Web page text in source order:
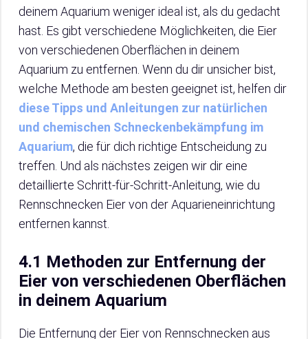
deinem Aquarium weniger ideal ist, als du gedacht
hast. Es gibt verschiedene Möglichkeiten, die Eier
von verschiedenen Oberflächen in deinem
Aquarium zu entfernen. Wenn du dir unsicher bist,
welche Methode am besten geeignet ist, helfen dir
diese Tipps und Anleitungen zur natürlichen
und chemischen Schneckenbekämpfung im
Aquarium, die für dich richtige Entscheidung zu
treffen. Und als nächstes zeigen wir dir eine
detaillierte Schritt-für-Schritt-Anleitung, wie du
Rennschnecken Eier von der Aquarieneinrichtung
entfernen kannst.
4.1 Methoden zur Entfernung der
Eier von verschiedenen Oberflächen
in deinem Aquarium
Die Entfernung der Eier von Rennschnecken aus